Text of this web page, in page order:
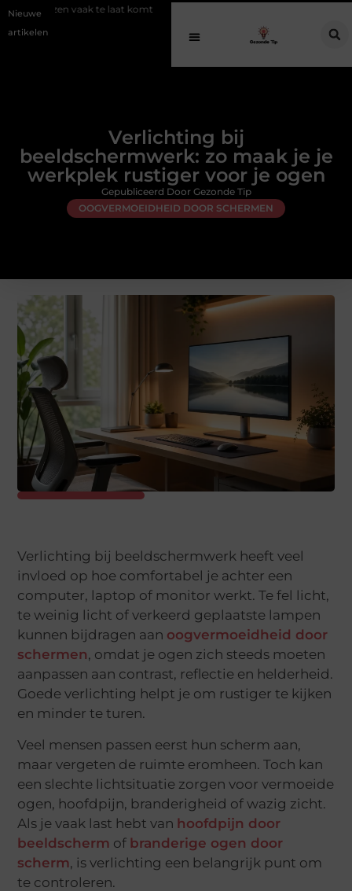
Nieuwe
artikelen
komt Een gezonde avond routine voor een diepe en
Verlichting bij
beeldschermwerk: zo maak je je
werkplek rustiger voor je ogen
OOGVERMOEIDHEID DOOR SCHERMEN
Gepubliceerd Door Gezonde Tip
Verlichting bij beeldschermwerk heeft veel
invloed op hoe comfortabel je achter een
computer, laptop of monitor werkt. Te fel licht,
te weinig licht of verkeerd geplaatste lampen
kunnen bijdragen aan oogvermoeidheid door
schermen, omdat je ogen zich steeds moeten
aanpassen aan contrast, reflectie en helderheid.
Goede verlichting helpt je om rustiger te kijken
en minder te turen.
Veel mensen passen eerst hun scherm aan,
maar vergeten de ruimte eromheen. Toch kan
een slechte lichtsituatie zorgen voor vermoeide
ogen, hoofdpijn, branderigheid of wazig zicht.
Als je vaak last hebt van hoofdpijn door
beeldscherm of branderige ogen door
scherm, is verlichting een belangrijk punt om
te controleren.